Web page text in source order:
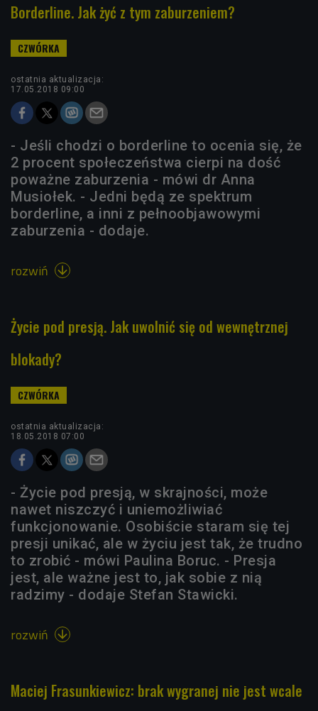
Borderline. Jak żyć z tym zaburzeniem?
ostatnia aktualizacja:
17.05.2018 09:00
- Jeśli chodzi o borderline to ocenia się, że
2 procent społeczeństwa cierpi na dość
poważne zaburzenia - mówi dr Anna
Musiołek. - Jedni będą ze spektrum
borderline, a inni z pełnoobjawowymi
zaburzenia - dodaje.
rozwiń 
Życie pod presją. Jak uwolnić się od wewnętrznej
blokady?
ostatnia aktualizacja:
18.05.2018 07:00
- Życie pod presją, w skrajności, może
nawet niszczyć i uniemożliwiać
funkcjonowanie. Osobiście staram się tej
presji unikać, ale w życiu jest tak, że trudno
to zrobić - mówi Paulina Boruc. - Presja
jest, ale ważne jest to, jak sobie z nią
radzimy - dodaje Stefan Stawicki.
rozwiń 
Maciej Frasunkiewicz: brak wygranej nie jest wcale